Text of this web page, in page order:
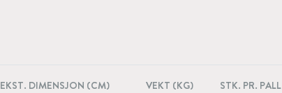
EKST. DIMENSJON (CM) VEKT (KG) STK. PR. PALL